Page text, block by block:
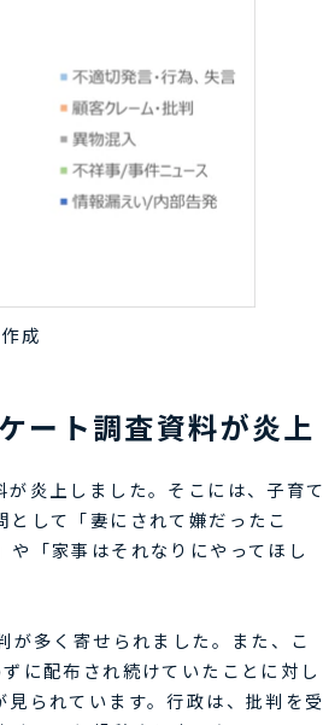
成
ート調査資料が炎上
炎上しました。そこには、子育て
して「妻にされて嫌だったこ
「家事はそれなりにやってほし
が多く寄せられました。また、こ
に配布され続けていたことに対し
られています。行政は、批判を受